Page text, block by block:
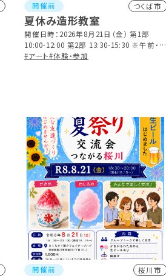
開催前 つくば市
夏休み造形教室
開催日時：2026年8月21日（金） 第1部
10:00-12:00 第2部 13:30-15:30 ※午前・午
後 参加者総入れ替え制
#アート#体験・参加
開催前 桜川市